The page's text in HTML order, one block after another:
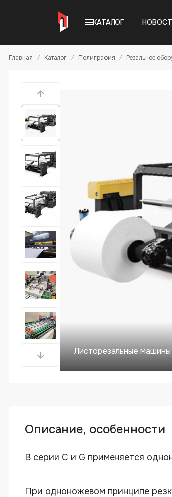
КАТАЛОГ
Главная Каталог Полиграфия Резальное
Листорезальные машины
Описание, особенности
В серии С и G применяется
При одноножевом принципе